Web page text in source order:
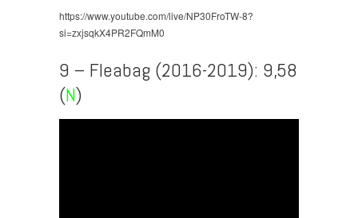
https://www.youtube.com/live/NP30FroTW-8?
si=zxjsqkX4PR2FQmM0
9 – Fleabag (2016-2019): 9,58
(N)